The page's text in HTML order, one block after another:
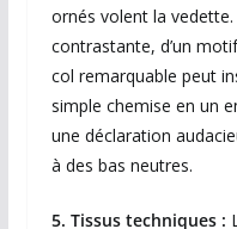
ornés volent la vedette.
contrastante, d’un
col remarquable peut
simple chemise en un
une déclaration
à des bas neutres.
5. Tissus techniques :